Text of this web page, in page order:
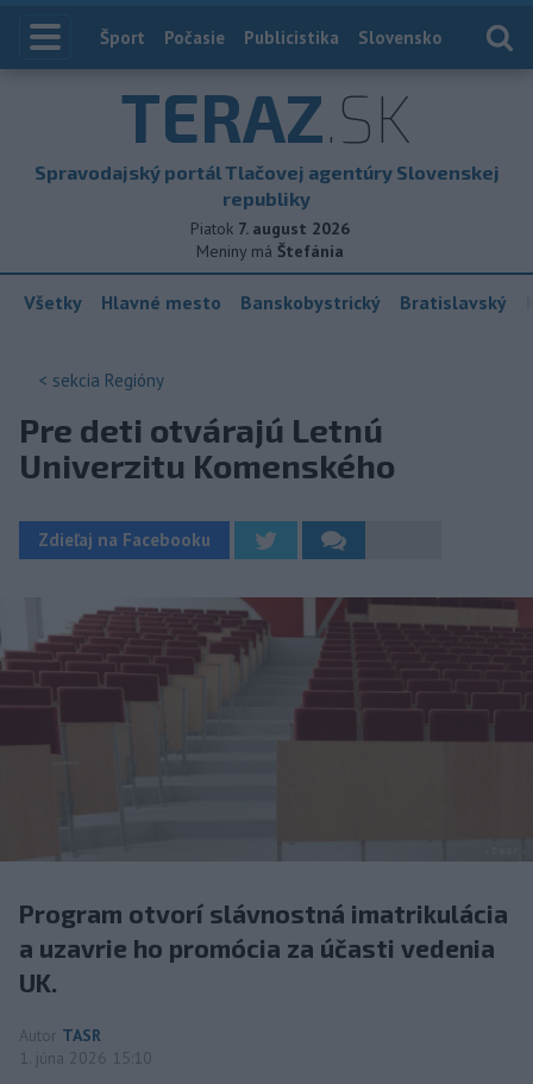
Index
Šport Počasie Publicistika Slovensko
TERAZ.SK
Spravodajský portál Tlačovej agentúry Slovenskej
republiky
Piatok 7. august 2026
Meniny má Štefánia
Všetky Hlavné mesto Banskobystrický Bratislavský
< sekcia Regióny
Pre deti otvárajú Letnú
Univerzitu Komenského
Zdieľaj na Facebooku
Program otvorí slávnostná imatrikulácia
a uzavrie ho promócia za účasti vedenia
UK.
Autor TASR
1. júna 2026 15:10